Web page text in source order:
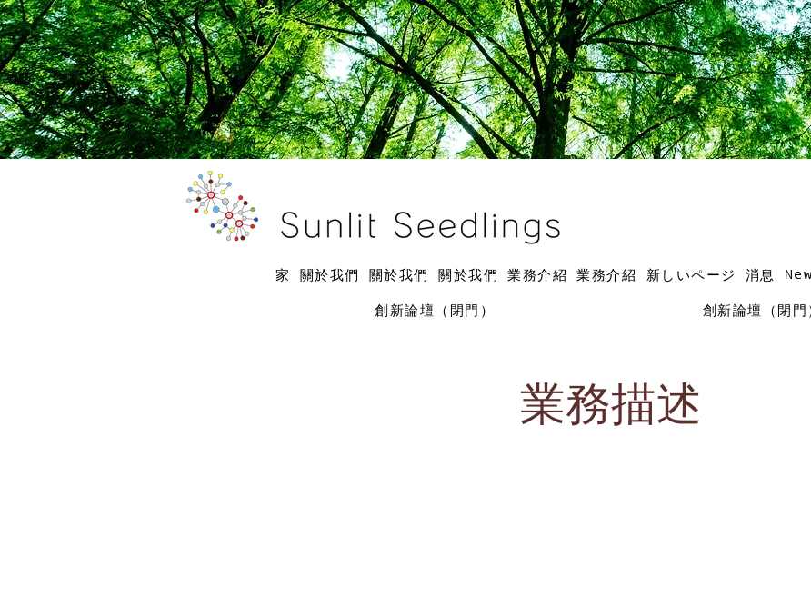
家 關於我們 關於我們 關於我們 業務介紹 業務介紹 新しいページ 消息
創新論壇（閉門） 創新論壇（閉門
​​業務描述